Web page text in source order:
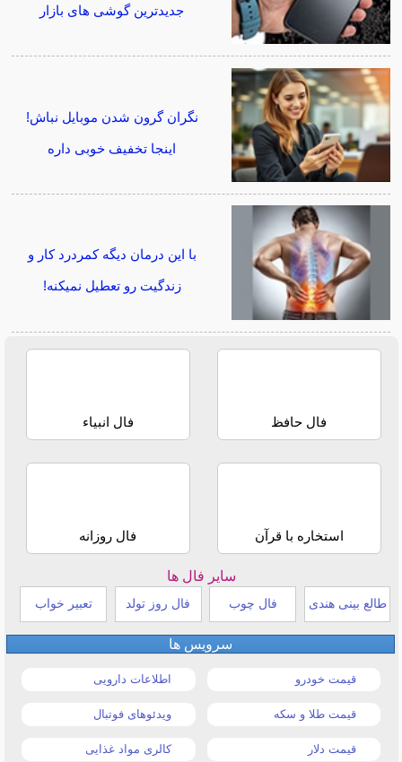
جدیدترین گوشی های بازار
نگران گرون شدن موبایل نباش!
اینجا تخفیف خوبی داره
با این درمان دیگه کمردرد کار و
زندگیت رو تعطیل نمیکنه!
فال حافظ فال انبیاء
استخاره با قرآن فال روزانه
سایر فال ها
طالع بینی هندی فال چوب فال روز تولد تعبیر خواب
سرویس ها
قیمت خودرو اطلاعات دارویی
قیمت طلا و سکه ویدئوهای فوتبال
قیمت دلار کالری مواد غذایی